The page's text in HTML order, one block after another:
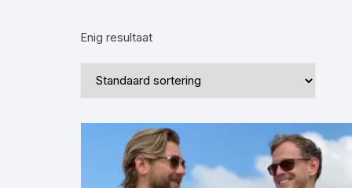
·Haargel·
·Shampoo·
·Haartrimmer·
·Shampoo·
·Baardtrimmer·
·BaardBorstel / Kammen·
Enig resultaat